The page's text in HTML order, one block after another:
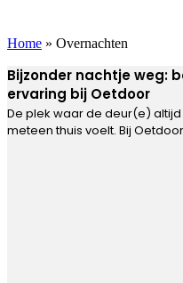
Home » Overnachten
Bijzonder nachtje weg:
ervaring bij Oetdoor
De plek waar de deur(e)
meteen thuis voelt. Bij